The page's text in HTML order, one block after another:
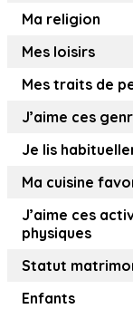
Ma religion
Mes loisirs
Mes traits de
J’aime ces
Je lis
Ma cuisine
J’aime ces
physiques
Statut
Enfants